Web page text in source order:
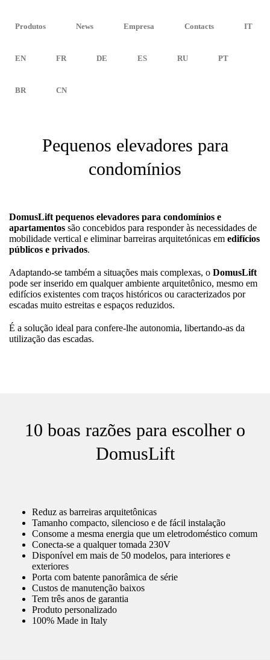
Produtos News Empresa Contacts IT
EN FR DE ES RU PT
BR CN
Pequenos elevadores para
condomínios
DomusLift pequenos elevadores para condomínios e
apartamentos são concebidos para responder às necessidades de
mobilidade vertical e eliminar barreiras arquitetónicas em edifícios
públicos e privados.
Adaptando-se também a situações mais complexas, o DomusLift
pode ser inserido em qualquer ambiente arquitetônico, mesmo em
edifícios existentes com traços históricos ou caracterizados por
escadas muito estreitas e espaços reduzidos.
É a solução ideal para confere-lhe autonomia, libertando-as da
utilização das escadas.
10 boas razões para escolher o
DomusLift
Reduz as barreiras arquitetônicas
Tamanho compacto, silencioso e de fácil instalação
Consome a mesma energia que um eletrodoméstico comum
Conecta-se a qualquer tomada 230V
Disponível em mais de 50 modelos, para interiores e
exteriores
Porta com batente panorâmica de série
Custos de manutenção baixos
Tem três anos de garantia
Produto personalizado
100% Made in Italy